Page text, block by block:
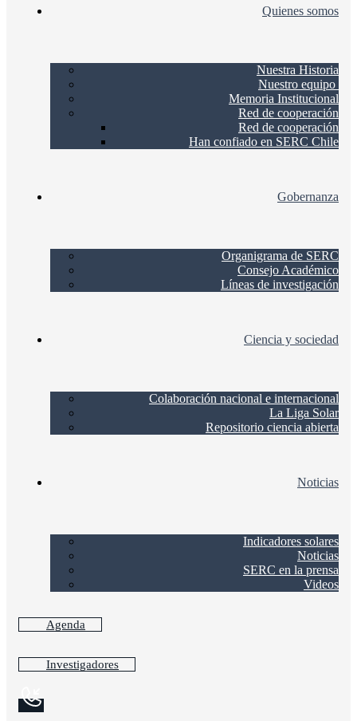
Quienes somos
Nuestra Historia
Nuestro equipo
Memoria Institucional
Red de cooperación
Red de cooperación
Han confiado en SERC Chile
Gobernanza
Organigrama de SERC
Consejo Académico
Líneas de investigación
Ciencia y sociedad
Colaboración nacional e internacional
La Liga Solar
Repositorio ciencia abierta
Noticias
Indicadores solares
Noticias
SERC en la prensa
Videos
Agenda
Investigadores